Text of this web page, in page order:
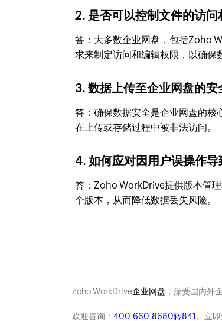
2. 是否可以控制文件的访问
答：大多数企业网盘，包括Zoho
求来制定访问和编辑权限，以确保
3. 数据上传至企业网盘的安
答：确保数据安全是企业网盘的
在上传或存储过程中被非法访问。
4. 如何应对因用户误操作导
答：Zoho WorkDrive提供版本管
个版本，从而降低数据丢失风险。
Zoho WorkDrive企业网盘 ，深受国内外
欢迎咨询： 400-660-8680转841 。立